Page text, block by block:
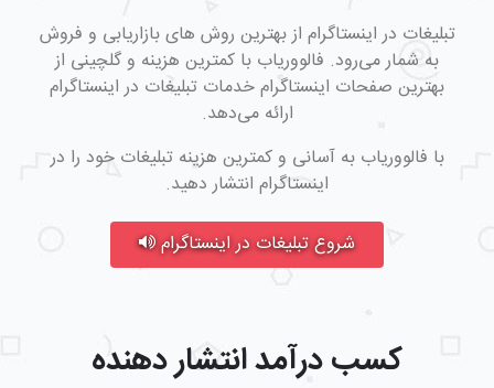
تبلیغات در اینستاگرام از بهترین روش های بازاریابی و فروش
به شمار می‌رود. فالووریاب با کمترین هزینه و گلچینی از
بهترین صفحات اینستاگرام خدمات تبلیغات در اینستاگرام
ارائه می‌دهد.
با فالووریاب به آسانی و کمترین هزینه تبلیغات خود را در
اینستاگرام انتشار دهید.
شروع تبلیغات در اینستاگرام
کسب درآمد انتشار دهنده